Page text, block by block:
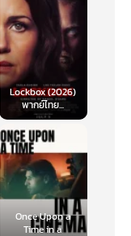
Lockbox (2026)
พากย์ไทย...
Once Upon a
Time in a